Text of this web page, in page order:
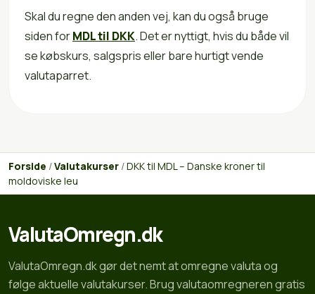
Skal du regne den anden vej, kan du også bruge
siden forMDL til DKK. Det er nyttigt, hvis du både vil
se købskurs, salgspris eller bare hurtigt vende
valutaparret.
Forside /Valutakurser /DKK til MDL – Danske kroner til
moldoviske leu
ValutaOmregn.dk
ValutaOmregn.dk gør det nemt at omregne valuta og
følge aktuelle valutakurser. Brug valutaomregneren gratis